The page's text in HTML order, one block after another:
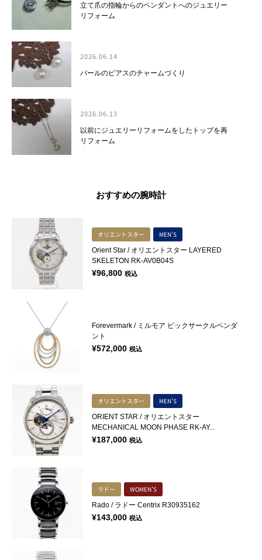
立て爪の指輪からのペンダントへのジュエリー
リフォーム
2026.06.14
パールのピアスのチャームづくり
2026.06.13
以前にジュエリーリフォームをしたトップを再
リフォーム
おすすめの腕時計
オリエントスター MEN'S
Orient Star / オリエントスター LAYERED
SKELETON RK-AV0B04S
¥96,800 税込
Forevermark / ミルモア ビックサークルペンダ
ント
¥572,000 税込
オリエントスター MEN'S
ORIENT STAR / オリエントスター
MECHANICAL MOON PHASE RK-AY...
¥187,000 税込
ラドー WOMEN'S
Rado / ラドー Centrix R30935162
¥143,000 税込